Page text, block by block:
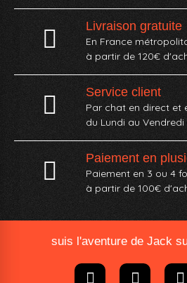
Livraison gratuite
En France
à partir de 120€
Service client
Par chat en direct et
du Lundi au Vendredi
Paiement en
Paiement en 3 ou 4
à partir de 100€
suis l'aventure de Jack